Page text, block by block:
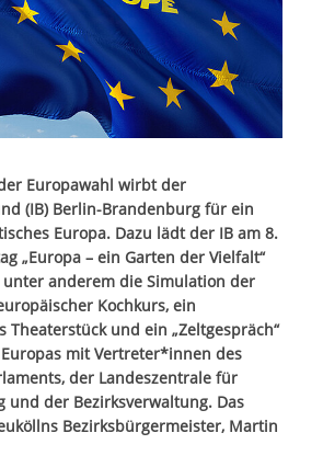
Europawahl wirbt der
(IB) Berlin-Brandenburg für ein
Europa. Dazu lädt der IB am 8.
„Europa – ein Garten der Vielfalt“
anderem die Simulation der
Kochkurs, ein
Theaterstück und ein „Zeltgespräch“
mit Vertreter*innen des
der Landeszentrale für
und der Bezirksverwaltung. Das
Bezirksbürgermeister, Martin